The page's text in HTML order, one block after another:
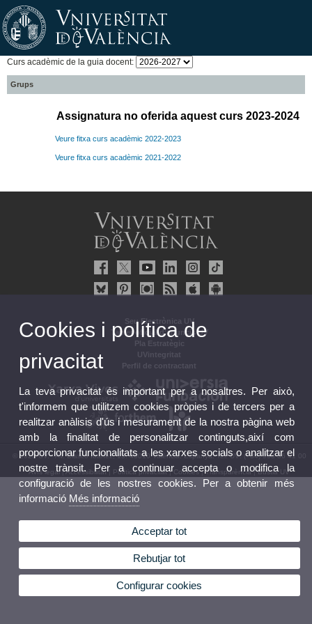
Curs acadèmic de la guia docent:
Grups
Assignatura no oferida aquest curs 2023-2024
Veure fitxa curs acadèmic 2022-2023
Veure fitxa curs acadèmic 2021-2022
Seu Electrònica UV
Tauler oficial d'anuncis UV
Pla Estratègic
UVintegritat
Perfil de contractant
© 2026 UV. - Av. Blasco Ibáñez, 13. 46010 València. Espanya. Tel. UV: (+34) 963 86 41 00
Avís legal|Accessibilitat| Política privacitat| Cookies|Transparència|Bústia UV
Cookies i política de
privacitat
La teva privacitat és important per a nosaltres. Per això,
t'informem que utilitzem cookies pròpies i de tercers per a
realitzar anàlisis d'ús i mesurament de la nostra pàgina web
amb la finalitat de personalitzar continguts,així com
proporcionar funcionalitats a les xarxes socials o analitzar el
nostre trànsit. Per a continuar accepta o modifica la
configuració de les nostres cookies. Per a obtenir més
informació Més informació
Acceptar tot
Rebutjar tot
Configurar cookies